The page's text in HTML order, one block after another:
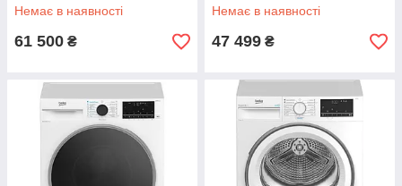
дисплей, пара, інвертор, heat
pump, білий
Немає в наявності
61 500 ₴
дисплей, пара, інвертор,
білий
Немає в наявності
47 499 ₴